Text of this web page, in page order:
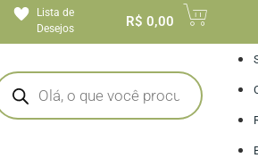
Lista de
Desejos
R$ 0,00